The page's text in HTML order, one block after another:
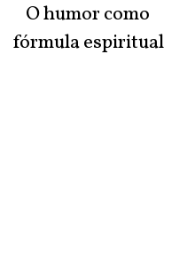
O humor como
fórmula espiritual